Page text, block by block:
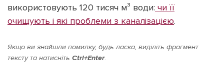
використовують 120 тисяч м³ води: чи її
очищують і які проблеми з каналізацією.
Якщо ви знайшли помилку, будь ласка, виділіть фрагмент
тексту та натисніть Ctrl+Enter.